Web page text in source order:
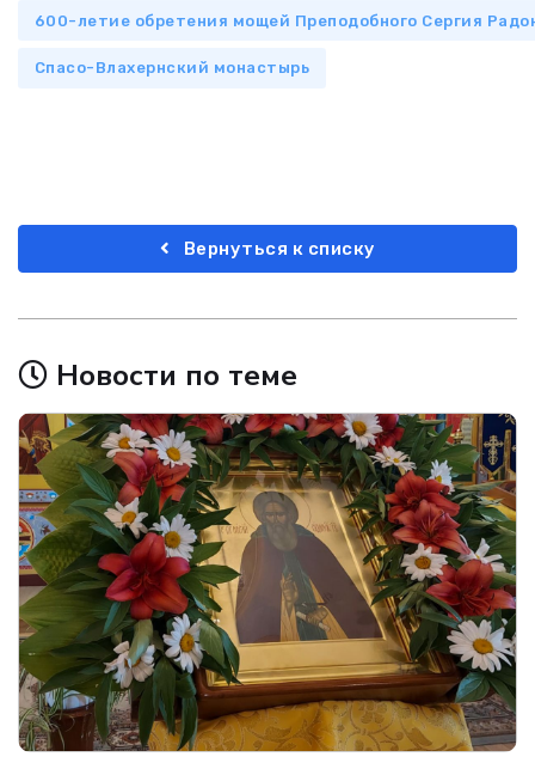
600-летие обретения мощей Преподобного Сергия
Спасо-Влахернский монастырь
Вернуться к списку
Новости по теме